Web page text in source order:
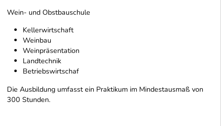
Wein- und Obstbauschule
Kellerwirtschaft
Weinbau
Weinpräsentation
Landtechnik
Betriebswirtschaf
Die Ausbildung umfasst ein Praktikum im Mindestausmaß von
300 Stunden.